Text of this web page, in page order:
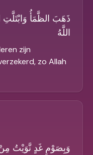
ذَهَبَ الظَّمَأُ وَابْتَلَّتِ
اللَّهُ
zijn
zo Allah
وَبِصَوْمِ غَدٍ نَّوَيْتُ